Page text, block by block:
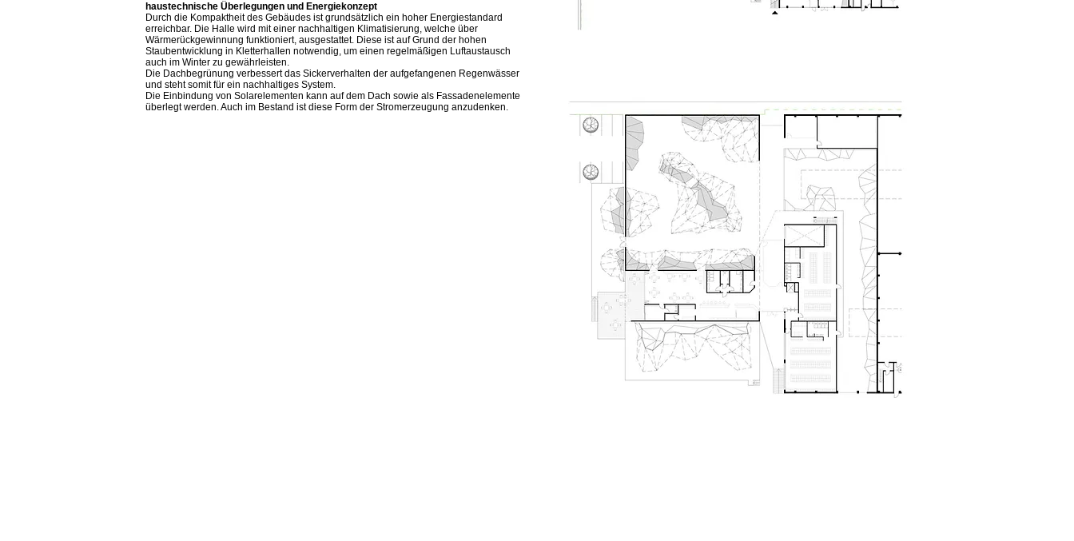
haustechnische Überlegungen und Energiekonzept
Durch die Kompaktheit des Gebäudes ist grundsätzlich ein hoher Energiestandard
erreichbar. Die Halle wird mit einer nachhaltigen Klimatisierung, welche über
Wärmerückgewinnung funktioniert, ausgestattet. Diese ist auf Grund der hohen
Staubentwicklung in Kletterhallen notwendig, um einen regelmäßigen Luftaustausch
auch im Winter zu gewährleisten.
Die Dachbegrünung verbessert das Sickerverhalten der aufgefangenen Regenwässer
und steht somit für ein nachhaltiges System.
Die Einbindung von Solarelementen kann auf dem Dach sowie als Fassadenelemente
überlegt werden. Auch im Bestand ist diese Form der Stromerzeugung anzudenken.